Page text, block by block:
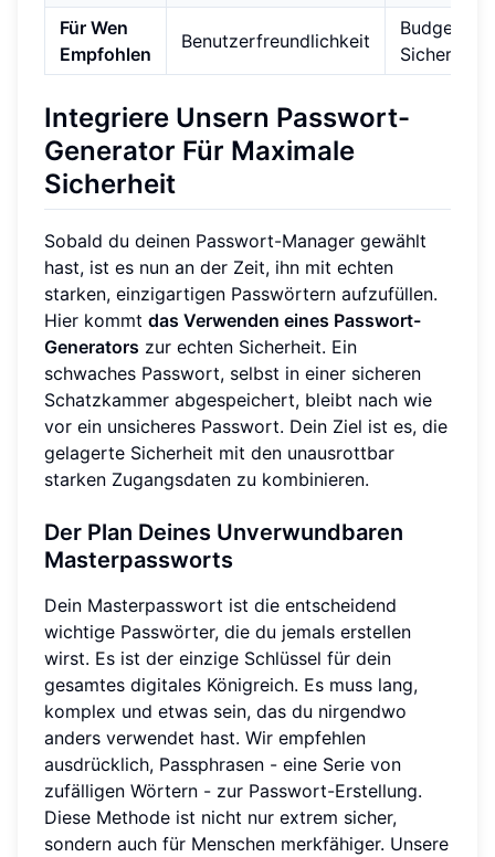
Für Wen
Empfohlen
Benutzerfreundlichkeit
Budget &
Sicherheit
Integriere Unsern Passwort-
Generator Für Maximale
Sicherheit
Sobald du deinen Passwort-Manager gewählt
hast, ist es nun an der Zeit, ihn mit echten
starken, einzigartigen Passwörtern aufzufüllen.
Hier kommt das Verwenden eines Passwort-
Generators zur echten Sicherheit. Ein
schwaches Passwort, selbst in einer sicheren
Schatzkammer abgespeichert, bleibt nach wie
vor ein unsicheres Passwort. Dein Ziel ist es, die
gelagerte Sicherheit mit den unausrottbar
starken Zugangsdaten zu kombinieren.
Der Plan Deines Unverwundbaren
Masterpassworts
Dein Masterpasswort ist die entscheidend
wichtige Passwörter, die du jemals erstellen
wirst. Es ist der einzige Schlüssel für dein
gesamtes digitales Königreich. Es muss lang,
komplex und etwas sein, das du nirgendwo
anders verwendet hast. Wir empfehlen
ausdrücklich, Passphrasen - eine Serie von
zufälligen Wörtern - zur Passwort-Erstellung.
Diese Methode ist nicht nur extrem sicher,
sondern auch für Menschen merkfähiger. Unsere